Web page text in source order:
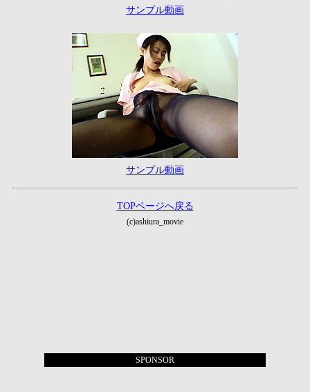
サンプル動画
サンプル動画
TOPページへ戻る
(c)ashiura_movie
SPONSOR